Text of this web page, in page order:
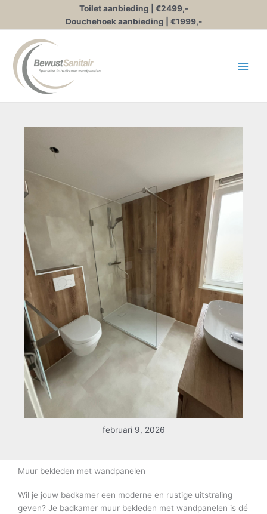
de
inhoud
Toilet aanbieding | €2499,-
Douchehoek aanbieding | €1999,-
februari 9, 2026
Muur bekleden met wandpanelen
Wil je jouw badkamer een moderne en rustige uitstraling
geven? Je badkamer muur bekleden met wandpanelen is dé